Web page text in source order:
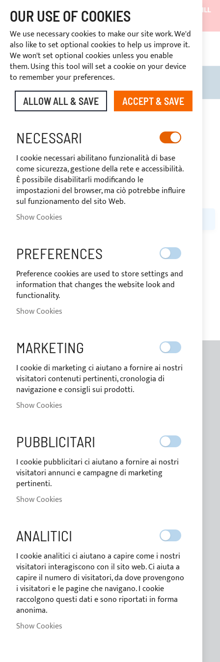
SHIPMENTS WILL BE SUSPENDED FROM 05/08/26 AND WILL
RESUME ON 27/08/26
DISCOUNTS RESERVED FOR SECTOR OPERATORS
RIGHT OF WITHDRAWAL within 14 days
MARINER
WE CAN'T FIND PRODUCTS MATCHING THE SELECTION.
MY WISH LIST
You have no items in your wish list.
GENERAL INFORMATION
Contacts
Payment methods
Conditions of sale
TAILORED
OUR USE OF COOKIES
We use necessary cookies to make our site work. We'd
also like to set optional cookies to help us improve it.
We won't set optional cookies unless you enable
them. Using this tool will set a cookie on your device
to remember your preferences.
ALLOW ALL & SAVE ACCEPT & SAVE
NECESSARI
I cookie necessari abilitano funzionalità di base
come sicurezza, gestione della rete e accessibilità.
È possibile disabilitarli modificando le
impostazioni del browser, ma ciò potrebbe influire
sul funzionamento del sito Web.
Show Cookies
PREFERENCES
Preference cookies are used to store settings and
information that changes the website look and
functionality.
Show Cookies
MARKETING
I cookie di marketing ci aiutano a fornire ai nostri
visitatori contenuti pertinenti, cronologia di
navigazione e consigli sui prodotti.
Show Cookies
PUBBLICITARI
I cookie pubblicitari ci aiutano a fornire ai nostri
visitatori annunci e campagne di marketing
pertinenti.
Show Cookies
ANALITICI
I cookie analitici ci aiutano a capire come i nostri
visitatori interagiscono con il sito web. Ci aiuta a
capire il numero di visitatori, da dove provengono
i visitatori e le pagine che navigano. I cookie
raccolgono questi dati e sono riportati in forma
anonima.
Show Cookies